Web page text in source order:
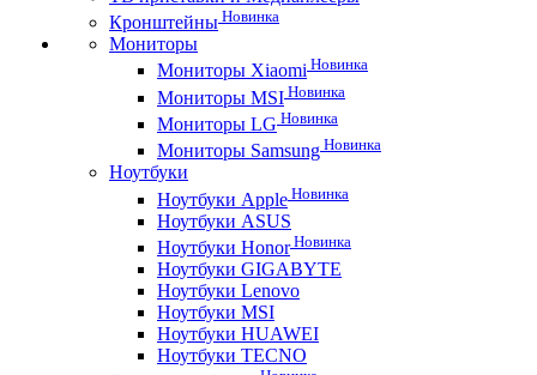
Кронштейны Новинка
Мониторы
Мониторы Xiaomi Новинка
Мониторы MSI Новинка
Мониторы LG Новинка
Мониторы Samsung Новинка
Ноутбуки
Ноутбуки Apple Новинка
Ноутбуки ASUS
Ноутбуки HonorНовинка
Ноутбуки GIGABYTE
Ноутбуки Lenovo
Ноутбуки MSI
Ноутбуки HUAWEI
Ноутбуки TECNO